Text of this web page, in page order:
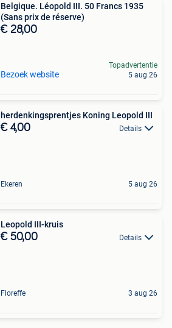
Belgique. Léopold III. 50 Francs 1935
(Sans prix de réserve)
€ 28,00
Bezoek website
Topadvertentie
5 aug 26
herdenkingsprentjes Koning Leopold III
€ 4,00 Details
Ekeren 5 aug 26
Leopold III-kruis
€ 50,00 Details
Floreffe 3 aug 26